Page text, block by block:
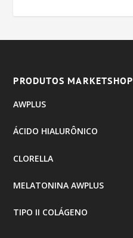
PRODUTOS MARKETSHOP
AWPLUS
ÁCIDO HIALURÔNICO
CLORELLA
MELATONINA AWPLUS
TIPO II COLÁGENO